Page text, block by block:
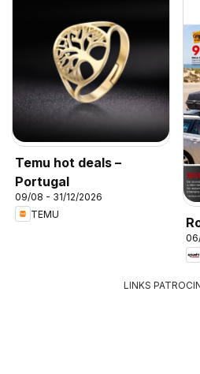
Temu hot deals –
Portugal
09/08 - 31/12/2026
TEMU
LINKS